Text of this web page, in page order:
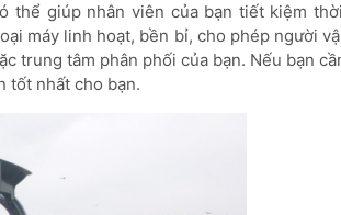
thể giúp nhân viên của bạn tiết kiệm
máy linh hoạt, bền bỉ, cho phép người
trung tâm phân phối của bạn. Nếu bạn
tốt nhất cho bạn.